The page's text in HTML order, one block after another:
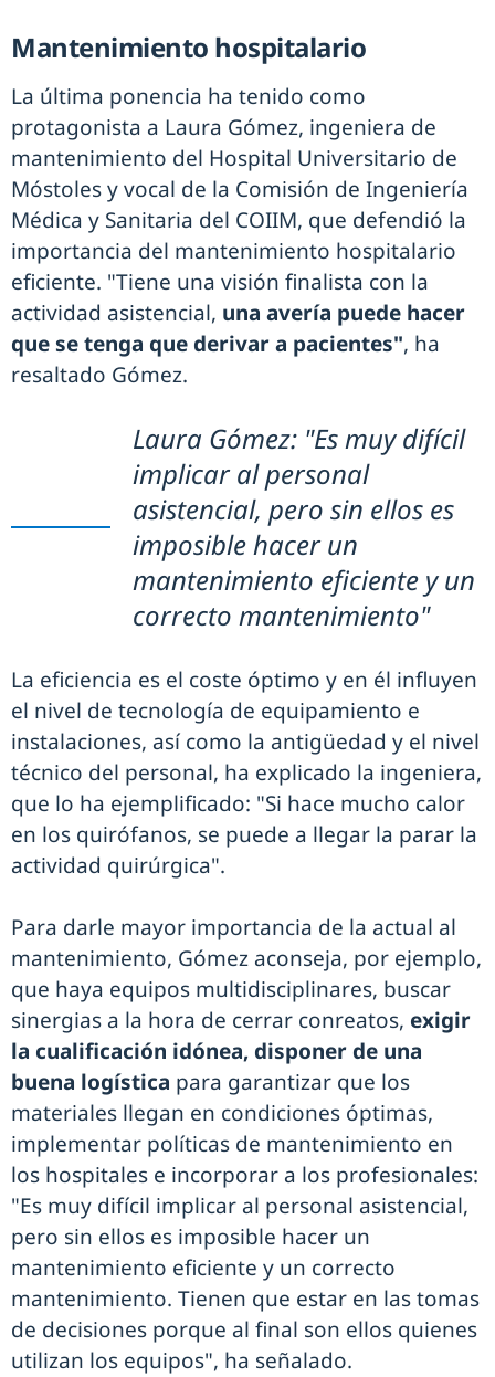
Mantenimiento hospitalario
La última ponencia ha tenido como
protagonista a Laura Gómez, ingeniera de
mantenimiento del Hospital Universitario de
Móstoles y vocal de la Comisión de Ingeniería
Médica y Sanitaria del COIIM, que defendió la
importancia del mantenimiento hospitalario
eficiente. "Tiene una visión finalista con la
actividad asistencial, una avería puede hacer
que se tenga que derivar a pacientes", ha
resaltado Gómez.
Laura Gómez: "Es muy difícil
implicar al personal
asistencial, pero sin ellos es
imposible hacer un
mantenimiento eficiente y un
correcto mantenimiento"
La eficiencia es el coste óptimo y en él influyen
el nivel de tecnología de equipamiento e
instalaciones, así como la antigüedad y el nivel
técnico del personal, ha explicado la ingeniera,
que lo ha ejemplificado: "Si hace mucho calor
en los quirófanos, se puede a llegar la parar la
actividad quirúrgica".
Para darle mayor importancia de la actual al
mantenimiento, Gómez aconseja, por ejemplo,
que haya equipos multidisciplinares, buscar
sinergias a la hora de cerrar conreatos, exigir
la cualificación idónea, disponer de una
buena logística para garantizar que los
materiales llegan en condiciones óptimas,
implementar políticas de mantenimiento en
los hospitales e incorporar a los profesionales:
"Es muy difícil implicar al personal asistencial,
pero sin ellos es imposible hacer un
mantenimiento eficiente y un correcto
mantenimiento. Tienen que estar en las tomas
de decisiones porque al final son ellos quienes
utilizan los equipos", ha señalado.